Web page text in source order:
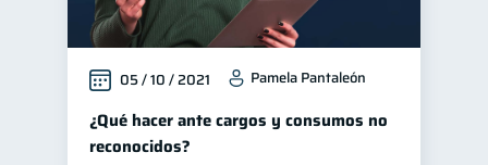
Finanzas familiares
Inclusión financiera 22
Bienestar financiero 22
Seguridad financiera 13
Salud financiera
05 / 10 / 2021 Pamela Pantaleón
¿Qué hacer ante cargos y consumos no
reconocidos?